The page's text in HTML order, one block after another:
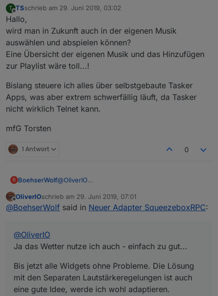
T
Offline
TSschrieb am 29. Juni 2019, 03:02
zuletzt editiert von
Hallo,
wird man in Zukunft auch in der eigenen Musik
auswählen und abspielen können?
Eine Übersicht der eigenen Musik und das Hinzufügen
zur Playlist wäre toll...!
Bislang steuere ich alles über selbstgebaute Tasker
Apps, was aber extrem schwerfällig läuft, da Tasker
nicht wirklich Telnet kann.
mfG Torsten
1 Antwort 0
B BoehserWolf@OliverIO
Bis jetzt alle Widgets ohne Probleme. Die Lösung
mit den Separaten Lautstärkeregelungen ist auch
also direkt im LMC. Bei denen steht der state
LMC bzw. das Plugin direkt so durchreichen.
Könntest du dir das bei Gelegenheit mal
ansehen? Der korrekte Status wäre toll aber ist
auch kein Beinbruch.
Offline
OliverIOschrieb am 29. Juni 2019, 07:01
zuletzt editiert von
@BoehserWolf said in Neuer Adapter SqueezeboxRPC:
@OliverIO
Ja das Wetter nutze ich auch - einfach zu gut...
Bis jetzt alle Widgets ohne Probleme. Die Lösung
mit den Separaten Lautstärkeregelungen ist auch
eine gute Idee, werde ich wohl adaptieren.